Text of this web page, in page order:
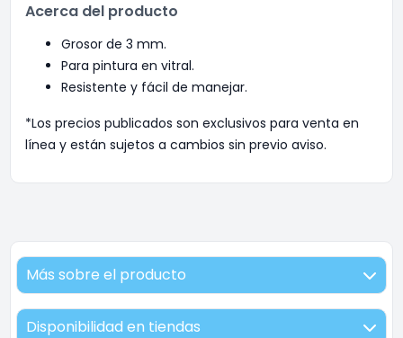
Acerca del producto
Grosor de 3 mm.
Para pintura en vitral.
Resistente y fácil de manejar.
*Los precios publicados son exclusivos para venta en
línea y están sujetos a cambios sin previo aviso.
Más sobre el producto
Disponibilidad en tiendas